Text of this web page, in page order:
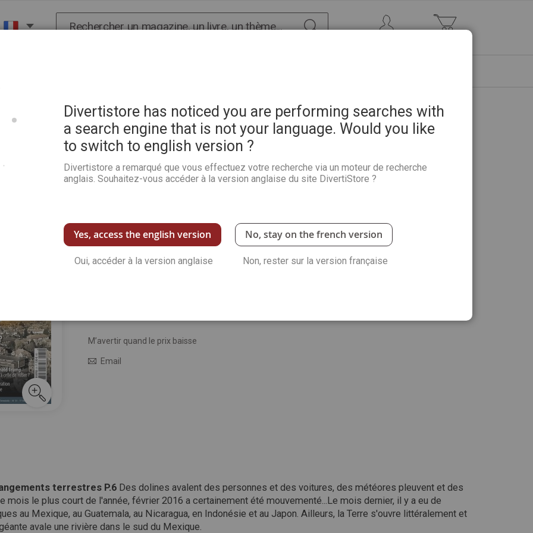
guerre mondiale : un plan des Illuminati pour dominer le monde ?
Complots et dossiers Secrets n°31 - La 3ème guerre
mondiale : un plan des Illuminati pour dominer le monde
?
Dans ce tout-nouveau numéro de Complots et Dossiers Secrets, découvrez les coulisses de la
3ème guerre mondiale
Voir plus de détails
M’avertir quand le prix baisse
Email
terrestres P.6 Des dolines avalent des personnes et des voitures, des météores pleuvent et des
mois le plus court de l'année, février 2016 a certainement été mouvementé...Le mois dernier, il y a eu de
au Mexique, au Guatemala, au Nicaragua, en Indonésie et au Japon. Ailleurs, la Terre s'ouvre littéralement et
avale une rivière dans le sud du Mexique.
Divertistore has noticed you are performing searches with
a search engine that is not your language. Would you like
to switch to english version ?
Divertistore a remarqué que vous effectuez votre recherche via un moteur de recherche
anglais. Souhaitez-vous accéder à la version anglaise du site DivertiStore ?
Yes, access the english version
Oui, accéder à la version anglaise
No, stay on the french version
Non, rester sur la version française